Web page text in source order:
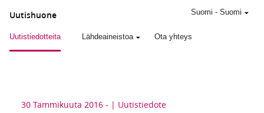
Uutishuone
Uutistiedotteita Lähdeaineistoa Ota yhteys
Suomi - Suomi
30 Tammikuuta 2016 - Uutistiedote